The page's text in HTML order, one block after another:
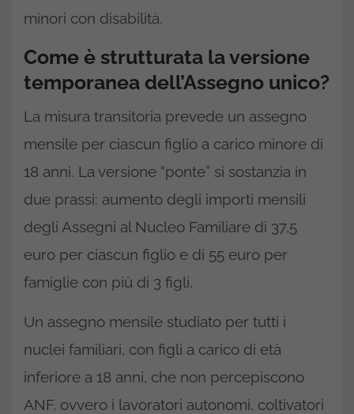
minori con disabilità.
Come è strutturata la versione
temporanea dell’Assegno unico?
La misura transitoria prevede un assegno
mensile per ciascun figlio a carico minore di
18 anni. La versione “ponte” si sostanzia in
due prassi: aumento degli importi mensili
degli Assegni al Nucleo Familiare di 37,5
euro per ciascun figlio e di 55 euro per
famiglie con più di 3 figli,
Un assegno mensile studiato per tutti i
nuclei familiari, con figli a carico di età
inferiore a 18 anni, che non percepiscono
ANF, ovvero i lavoratori autonomi, coltivatori